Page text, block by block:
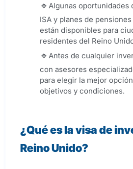
Algunas oportunidades
ISA y planes de
están disponibles para
residentes del Reino
Antes de cualquier
con asesores
para elegir la mejor
objetivos y condiciones.
¿Qué es la visa de
Reino Unido?